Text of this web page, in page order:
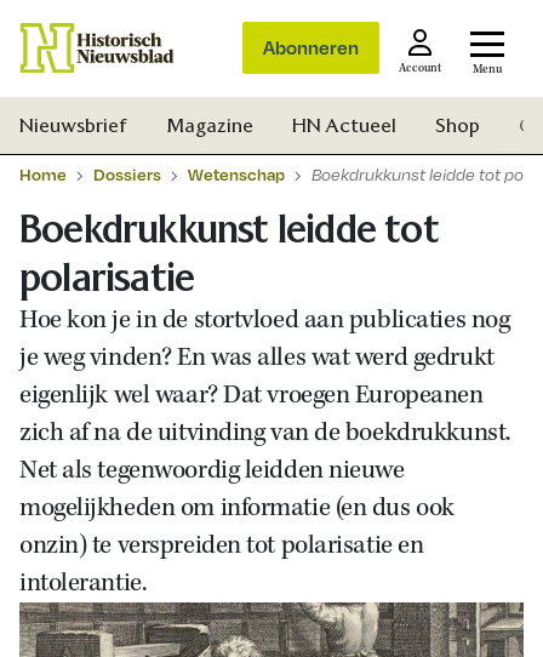
Abonneren
Account Menu
Zoek
Nieuwsbrief Magazine HN Actueel Shop
Home Dossiers Wetenschap Boekdrukkunst leidde tot
Boekdrukkunst leidde tot
polarisatie
Hoe kon je in de stortvloed aan publicaties nog
je weg vinden? En was alles wat werd gedrukt
eigenlijk wel waar? Dat vroegen Europeanen
zich af na de uitvinding van de boekdrukkunst.
Net als tegenwoordig leidden nieuwe
mogelijkheden om informatie (en dus ook
onzin) te verspreiden tot polarisatie en
intolerantie.